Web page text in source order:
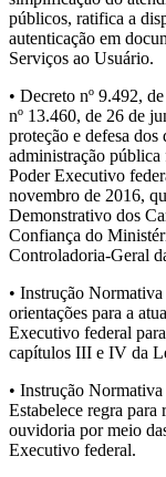
públicos, ratifica a
autenticação em
Serviços ao Usuário.
• Decreto nº 9.492,
nº 13.460, de 26 de
proteção e defesa
administração
Poder Executivo
novembro de 2016,
Demonstrativo dos
Confiança do
Controladoria-Geral
• Instrução
orientações para a
Executivo federal
capítulos III e IV da
• Instrução
Estabelece regra
ouvidoria por meio
Executivo federal.